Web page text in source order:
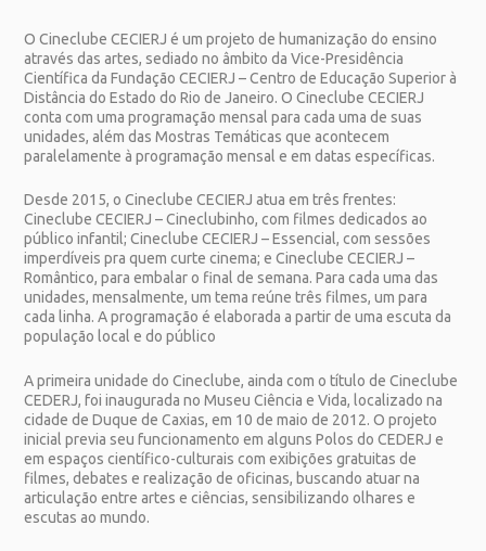
O Cineclube CECIERJ é um projeto de humanização do ensino
através das artes, sediado no âmbito da Vice-Presidência
Científica da Fundação CECIERJ – Centro de Educação Superior à
Distância do Estado do Rio de Janeiro. O Cineclube CECIERJ
conta com uma programação mensal para cada uma de suas
unidades, além das Mostras Temáticas que acontecem
paralelamente à programação mensal e em datas específicas.
Desde 2015, o Cineclube CECIERJ atua em três frentes:
Cineclube CECIERJ – Cineclubinho, com filmes dedicados ao
público infantil; Cineclube CECIERJ – Essencial, com sessões
imperdíveis pra quem curte cinema; e Cineclube CECIERJ –
Romântico, para embalar o final de semana. Para cada uma das
unidades, mensalmente, um tema reúne três filmes, um para
cada linha. A programação é elaborada a partir de uma escuta da
população local e do público
A primeira unidade do Cineclube, ainda com o título de Cineclube
CEDERJ, foi inaugurada no Museu Ciência e Vida, localizado na
cidade de Duque de Caxias, em 10 de maio de 2012. O projeto
inicial previa seu funcionamento em alguns Polos do CEDERJ e
em espaços científico-culturais com exibições gratuitas de
filmes, debates e realização de oficinas, buscando atuar na
articulação entre artes e ciências, sensibilizando olhares e
escutas ao mundo.